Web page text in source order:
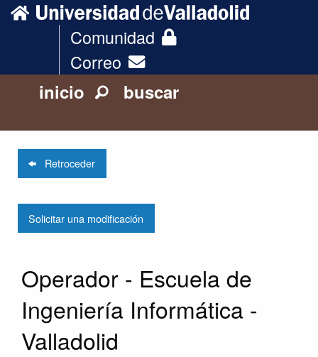
Comunidad
Correo
inicio
buscar
Retroceder
Solicitar una modificación
Operador - Escuela de
Ingeniería Informática -
Valladolid